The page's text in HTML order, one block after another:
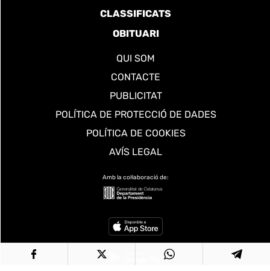
CLASSIFICATS
OBITUARI
QUI SOM
CONTACTE
PUBLICITAT
POLÍTICA DE PROTECCIÓ DE DADES
POLÍTICA DE COOKIES
AVÍS LEGAL
Amb la col·laboració de: